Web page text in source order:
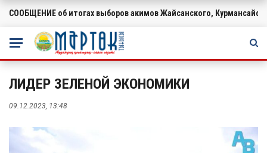
ВАЖНОЕ
СООБЩЕНИЕ об итогах выборов акимов Жайсанского,
ЛИДЕР ЗЕЛЕНОЙ ЭКОНОМИКИ
09.12.2023, 13:48